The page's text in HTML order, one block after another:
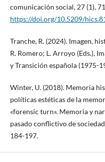
comunicación social, 27 (1),
https://doi.org/10.5209/
Tranche, R. (2024). Imagen,
R. Romero; L. Arroyo (Eds.),
y Transición española (1975-
Winter, U. (2018). Memoria
políticas estéticas de la
«forensic turn». Memoria y
pasado conflictivo de
184-197.